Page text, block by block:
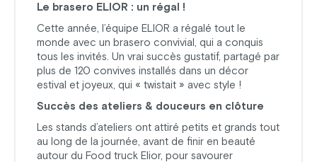
Le brasero ELIOR : un régal !
Cette année, l’équipe ELIOR a régalé tout le
monde avec un brasero convivial, qui a conquis
tous les invités. Un vrai succès gustatif, partagé par
plus de 120 convives installés dans un décor
estival et joyeux, qui « twistait » avec style !
Succès des ateliers & douceurs en clôture
Les stands d’ateliers ont attiré petits et grands tout
au long de la journée, avant de finir en beauté
autour du Food truck Elior, pour savourer